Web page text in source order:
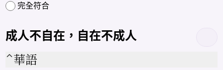
完全符合
成人不自在，自在不成人
華語